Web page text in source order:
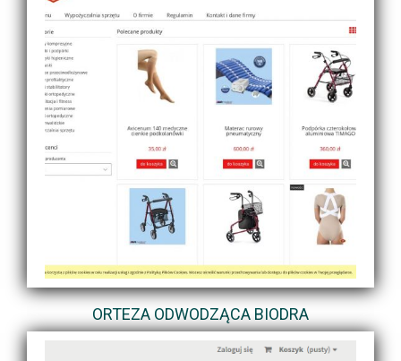
ORTEZA ODWODZĄCA BIODRA